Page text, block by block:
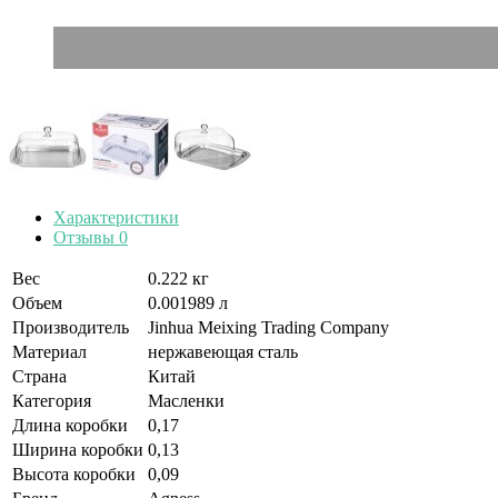
Характеристики
Отзывы 0
Вес
0.222 кг
Объем
0.001989 л
Производитель
Jinhua Meixing Trading Company
Материал
нержавеющая сталь
Страна
Китай
Категория
Масленки
Длина коробки
0,17
Ширина коробки 0,13
Высота коробки
0,09